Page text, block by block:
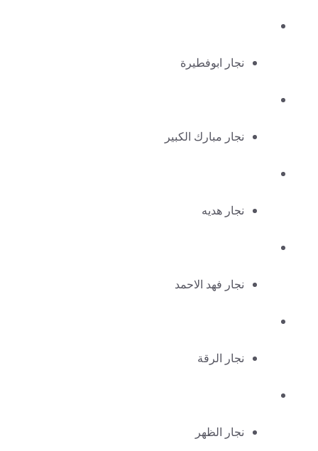
نجار ابوفطيرة
نجار مبارك الكبير
نجار هديه
نجار فهد الاحمد
نجار الرقة
نجار الظهر